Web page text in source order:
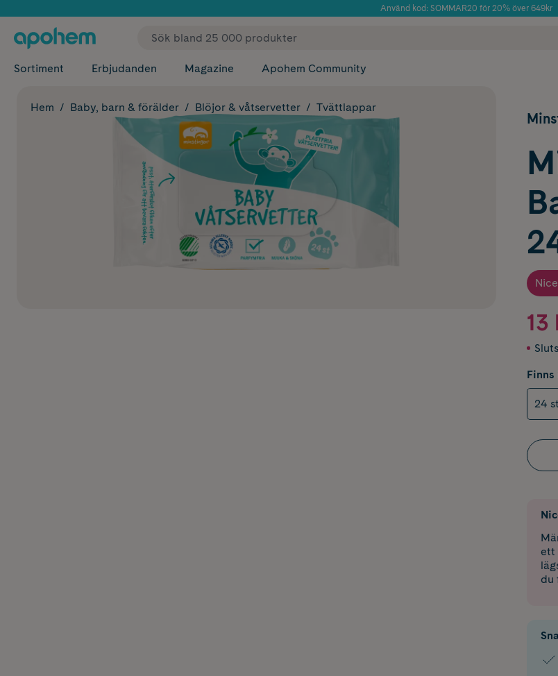
Använd kod: SOMMAR20 för 20% över 649kr
✓ Fri frakt
Sortiment Erbjudanden Magazine Apohem Community
Hem Baby, barn & förälder Blöjor & våtservetter Tvättlappar
13
24 st
ett
du